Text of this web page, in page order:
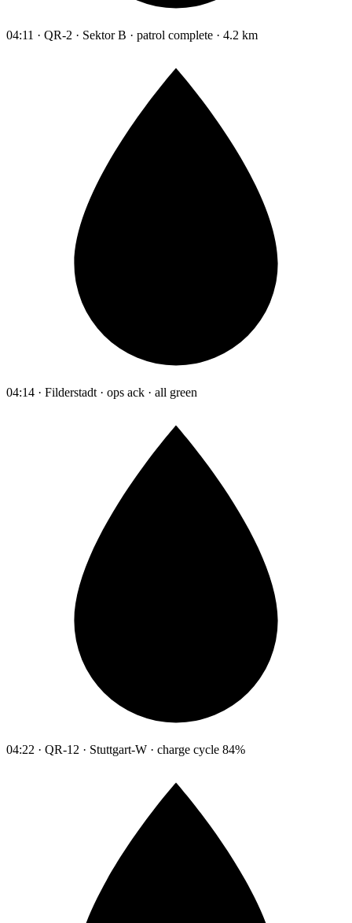
04:11 · QR-2 · Sektor B · patrol complete · 4.2 km
04:14 · Filderstadt · ops ack · all green
04:22 · QR-12 · Stuttgart-W · charge cycle 84%